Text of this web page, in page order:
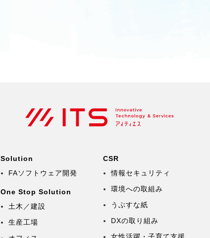
Solution
FAソフトウェア開発
One Stop Solution
土木／建設
生産工場
CSR
情報セキュリティ
環境への取組み
うぶすな紙
DXの取り組み